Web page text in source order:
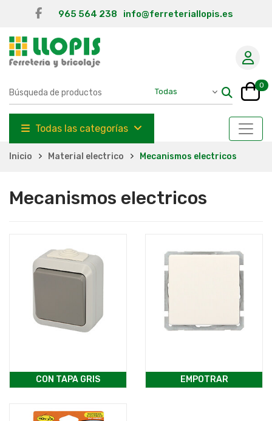
965 564 238 info@ferreteriallopis.es
0
Todas las categorías
Inicio Material electrico Mecanismos electricos
Mecanismos electricos
CON TAPA GRIS EMPOTRAR